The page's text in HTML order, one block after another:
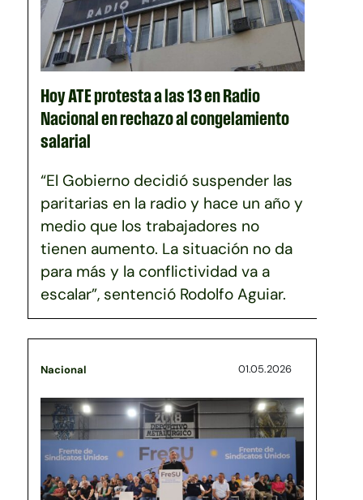
Hoy ATE protesta a las 13 en Radio
Nacional en rechazo al congelamiento
salarial
“El Gobierno decidió suspender las
paritarias en la radio y hace un año y
medio que los trabajadores no
tienen aumento. La situación no da
para más y la conflictividad va a
escalar”, sentenció Rodolfo Aguiar.
Nacional 01.05.2026